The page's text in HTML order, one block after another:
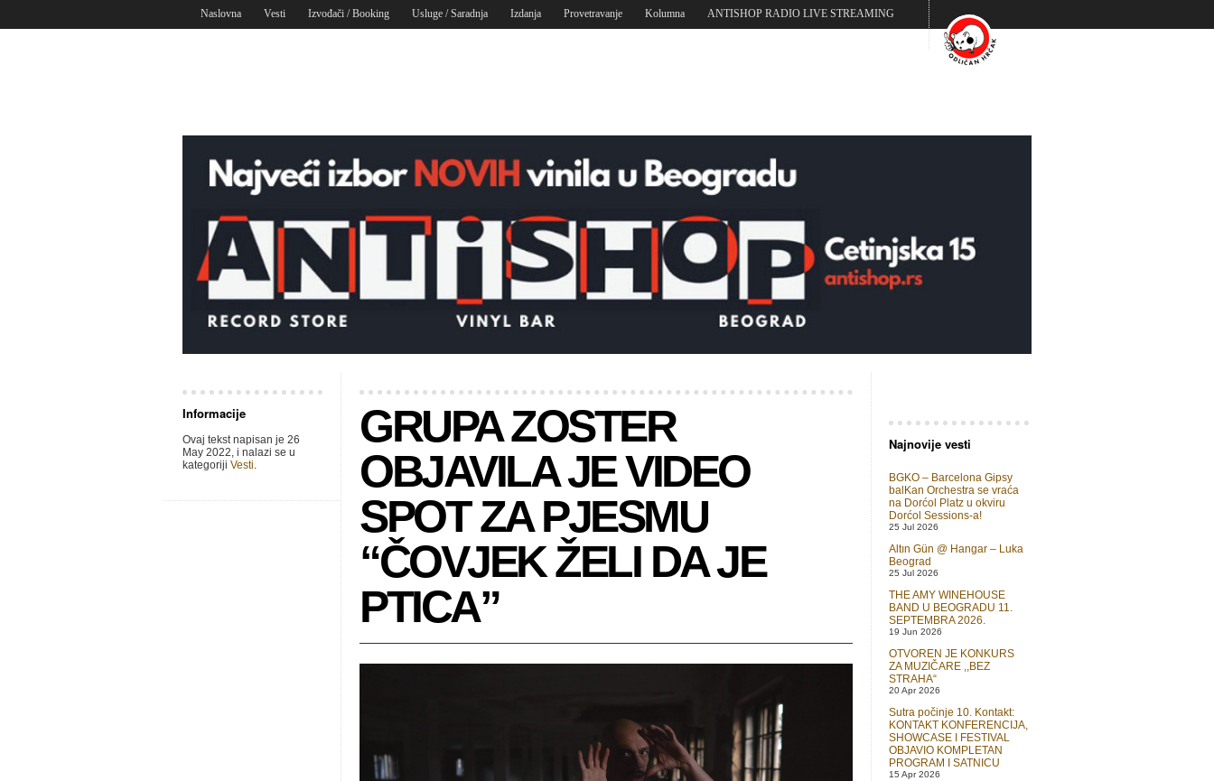
Naslovna Vesti Izvođači / Booking Usluge / Saradnja Izdanja Provetravanje Kolumna ANTISHOP RADIO LIVE STREAMING
Informacije
Ovaj tekst napisan je 26
May 2022, i nalazi se u
kategoriji Vesti.
GRUPA ZOSTER
OBJAVILA JE VIDEO
SPOT ZA PJESMU
“ČOVJEK ŽELI DA JE
PTICA”
Najnovije vesti
BGKO – Barcelona Gipsy
balKan Orchestra se vraća
na Dorćol Platz u okviru
Dorćol Sessions-a!
25 Jul 2026
Altın Gün @ Hangar – Luka
Beograd
25 Jul 2026
THE AMY WINEHOUSE
BAND U BEOGRADU 11.
SEPTEMBRA 2026.
19 Jun 2026
OTVOREN JE KONKURS
ZA MUZIČARE ,,BEZ
STRAHA“
20 Apr 2026
Sutra počinje 10. Kontakt:
KONTAKT KONFERENCIJA,
SHOWCASE I FESTIVAL
OBJAVIO KOMPLETAN
PROGRAM I SATNICU
15 Apr 2026